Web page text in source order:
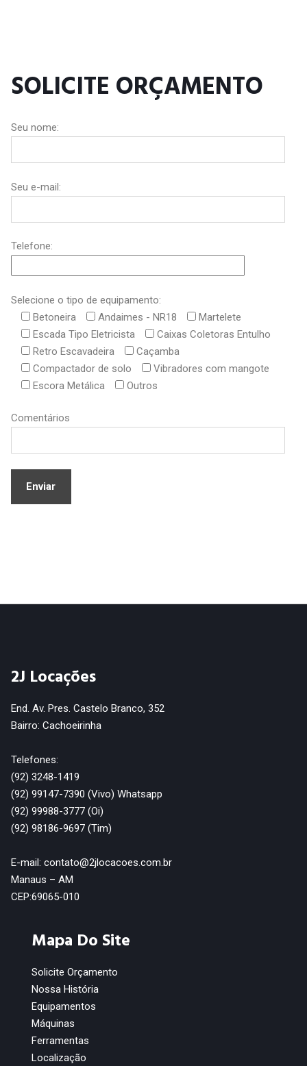
SOLICITE ORÇAMENTO
Seu nome:
Seu e-mail:
Telefone:
Selecione o tipo de equipamento:
Betoneira
Andaimes - NR18
Martelete
Escada Tipo Eletricista
Caixas Coletoras Entulho
Retro Escavadeira
Caçamba
Compactador de solo
Vibradores com mangote
Escora Metálica
Outros
Comentários
2J Locações
End. Av. Pres. Castelo Branco, 352
Bairro: Cachoeirinha
Telefones:
(92) 3248-1419
(92) 99147-7390 (Vivo) Whatsapp
(92) 99988-3777 (Oi)
(92) 98186-9697 (Tim)
E-mail: contato@2jlocacoes.com.br
Manaus – AM
CEP:69065-010
Mapa Do Site
Solicite Orçamento
Nossa História
Equipamentos
Máquinas
Ferramentas
Localização